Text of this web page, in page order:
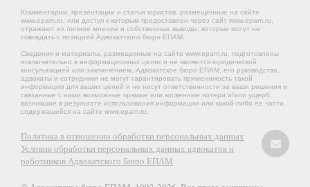
Комментарии, презентации и статьи юристов, размещенные на сайте
www.epam.ru, или доступ к которым предоставлен через сайт www.epam.ru,
отражают их личное мнение и собственные выводы, которые могут не
совпадать с позицией Адвокатского бюро ЕПАМ.
Сведения и материалы, размещенные на сайте www.epam.ru, подготовлены
исключительно в информационных целях и не являются юридической
консультацией или заключением. Адвокатское бюро ЕПАМ, его руководство,
адвокаты и сотрудники не могут гарантировать применимость такой
информации для ваших целей и не несут ответственности за ваши решения и
связанные с ними возможные прямые или косвенные потери и/или ущерб,
возникшие в результате использования информации или какой-либо ее части,
содержащейся на сайте www.epam.ru.
Политика в отношении обработки персональных данных
Условия обработки персональных данных адвокатов и
работников Адвокатского Бюро ЕПАМ